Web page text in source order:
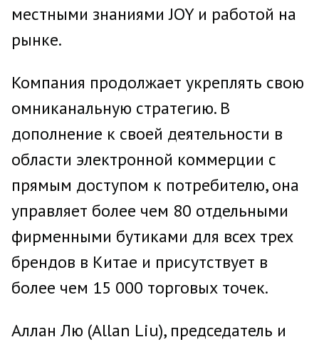
местными знаниями JOY и работой на
рынке.
Компания продолжает укреплять свою
омниканальную стратегию. В
дополнение к своей деятельности в
области электронной коммерции с
прямым доступом к потребителю, она
управляет более чем 80 отдельными
фирменными бутиками для всех трех
брендов в Китае и присутствует в
более чем 15 000 торговых точек.
Аллан Лю (Allan Liu), председатель и